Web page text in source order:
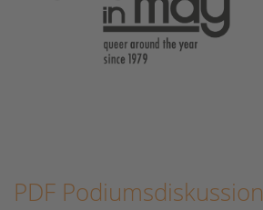
PDF Podiumsdiskussion